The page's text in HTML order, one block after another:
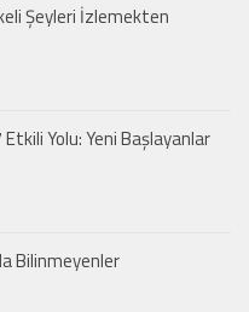
Şeyleri İzlemekten
Yolu: Yeni Başlayanlar
Bilinmeyenler